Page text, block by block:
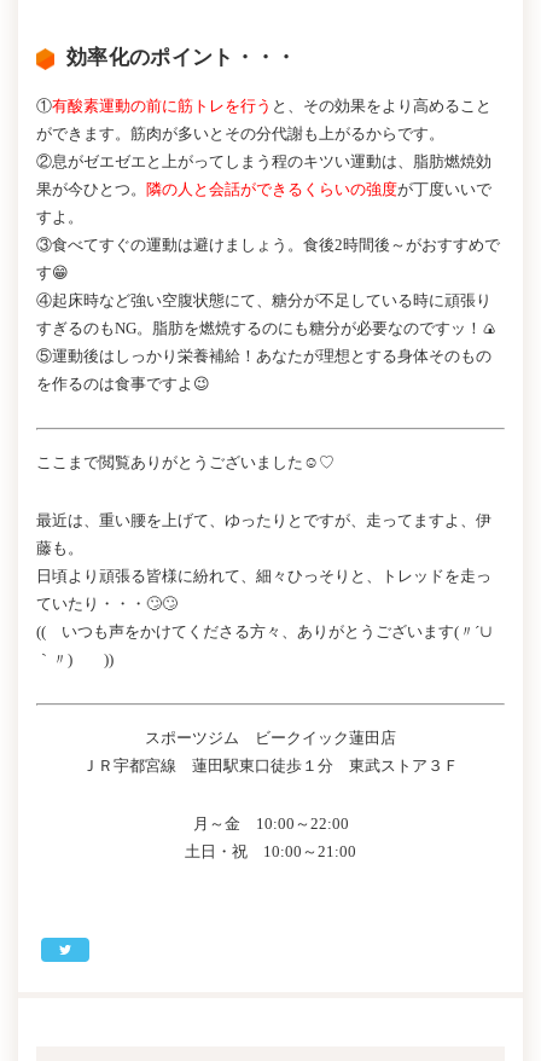
効率化のポイント・・・
①有酸素運動の前に筋トレを行う と、その効果をより高めること
ができます。筋肉が多いとその分代謝も上がるからです。
②息がゼエゼエと上がってしまう程のキツい運動は、脂肪燃焼効
果が今ひとつ。 隣の人と会話ができるくらいの強度が丁度いいで
すよ。
③食べてすぐの運動は避けましょう。食後2時間後～がおすすめで
す😁
④起床時など強い空腹状態にて、糖分が不足している時に頑張り
すぎるのもNG。脂肪を燃焼するのにも糖分が必要なのですッ！🍙
⑤運動後はしっかり栄養補給！あなたが理想とする身体そのもの
を作るのは食事ですよ😉
ここまで閲覧ありがとうございました☺♡
最近は、重い腰を上げて、ゆったりとですが、走ってますよ、伊
藤も。
日頃より頑張る皆様に紛れて、細々ひっそりと、トレッドを走っ
ていたり・・・🙄🙄
(( いつも声をかけてくださる方々、ありがとうございます(〃´∪
｀〃)ゞ ))
スポーツジム ビークイック蓮田店
ＪＲ宇都宮線 蓮田駅東口徒歩１分 東武ストア３Ｆ
月～金 10:00～22:00
土日・祝 10:00～21:00